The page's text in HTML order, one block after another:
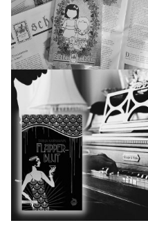
Skip back to main navigation